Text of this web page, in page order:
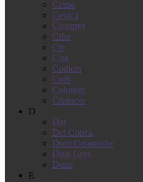
Cerpa
Cevica
Cicogres
Cifre
Cir
Cisa
Codicer
Colli
Colorker
Cristacer
D
Dar
Del Conca
Dom Ceramiche
Dual Gres
Dune
E